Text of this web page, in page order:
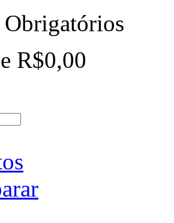
R$0,00